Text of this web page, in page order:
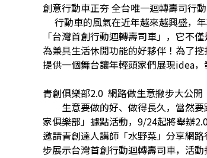
創意行動車正夯 全台唯一迴轉壽司行
行動車的風氣在近年越來越興盛，
「台灣首創行動迴轉壽司車」，它不
為兼具生活休閒功能的好夥伴！為了
提供一個舞台讓年輕頭家們展現idea，
青創俱樂部2.0 網路做生意撇步大公開
生意要做的好、做得長久，當然要
家俱樂部」據點活動，9/24起將舉辦
邀請青創達人講師「水野菜」分享網
步展示台灣首創行動迴轉壽司車，活